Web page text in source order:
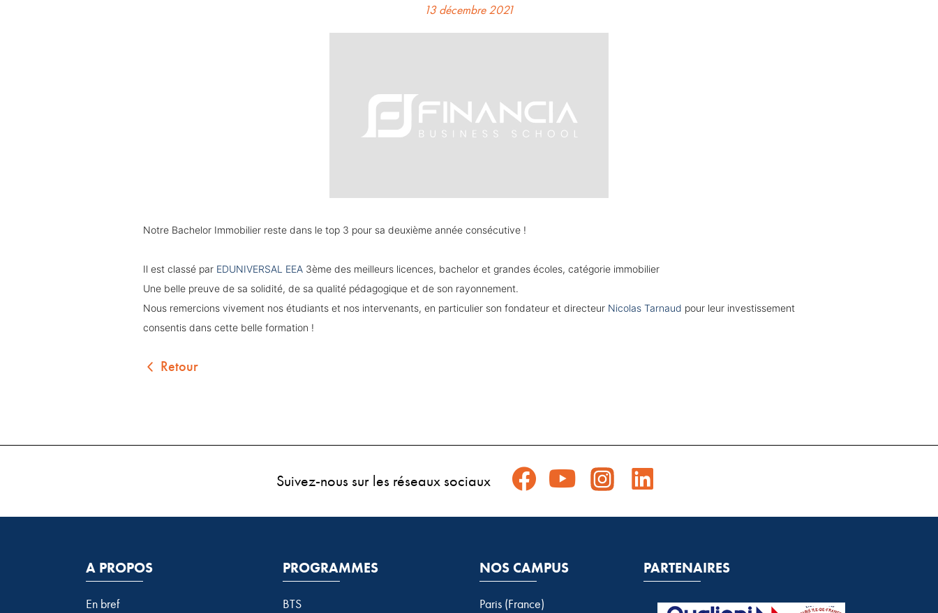
13 décembre 2021
Notre Bachelor Immobilier reste dans le top 3 pour sa deuxième année consécutive !
Il est classé par EDUNIVERSAL EEA3ème des meilleurs licences, bachelor et grandes écoles, catégorie immobilier
Une belle preuve de sa solidité, de sa qualité pédagogique et de son rayonnement.
Nous remercions vivement nos étudiants et nos intervenants, en particulier son fondateur et directeur Nicolas Tarnaud pour leur investissement
consentis dans cette belle formation !
Retour
Suivez-nous sur les réseaux sociaux
A PROPOS
En bref
PROGRAMMES
BTS
NOS CAMPUS
Paris (France)
PARTENAIRES